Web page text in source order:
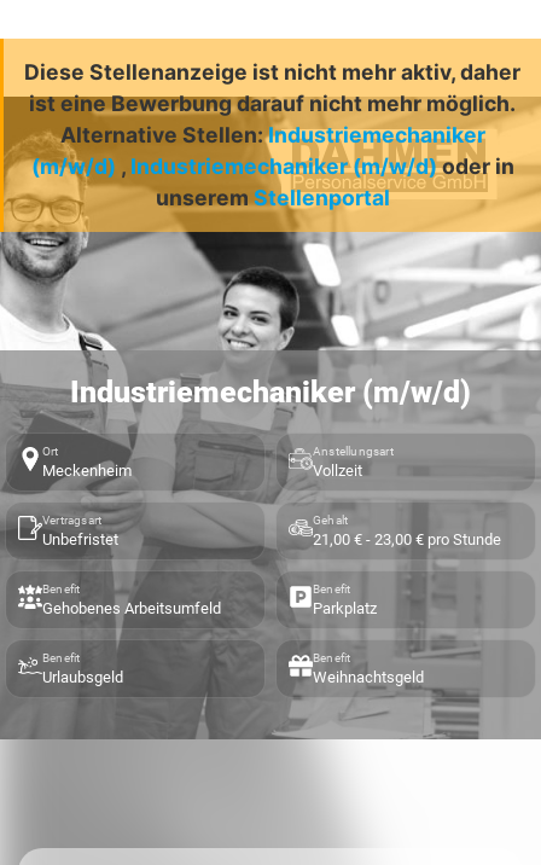
Diese Stellenanzeige ist nicht mehr aktiv, daher
ist eine Bewerbung darauf nicht mehr möglich.
Alternative Stellen:Industriemechaniker
(m/w/d) , Industriemechaniker (m/w/d)oder in
unserem Stellenportal
Industriemechaniker (m/w/d)
Ort
Meckenheim
Anstellungsart
Vollzeit
Vertragsart
Unbefristet
Gehalt
21,00 € - 23,00 € pro Stunde
Benefit
Gehobenes Arbeitsumfeld
Benefit
Parkplatz
Benefit
Urlaubsgeld
Benefit
Weihnachtsgeld